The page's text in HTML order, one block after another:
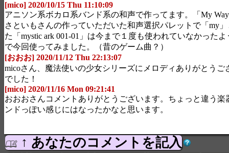
[mico] 2020/10/15 Thu 11:10:09
アニソン系ボカロ系バンド系の和声で作ってます。「My
さといもさんの作っていただいた和声選択パレットで「my
た「mystic ark 001-01」は今まで１度も使われていなかった
で今回使ってみました。（昔のゲーム曲？）
[おおお] 2020/11/12 Thu 22:13:07
micoさん、魔法使いの少女シリーズにメロディありがとうご
でした！
[mico] 2020/11/16 Mon 09:21:41
おおおさんコメントありがとうございます。ちょっと違う楽
ンドっぽい感じにはなったかなと思います。
↑ あなたのコメントを記入